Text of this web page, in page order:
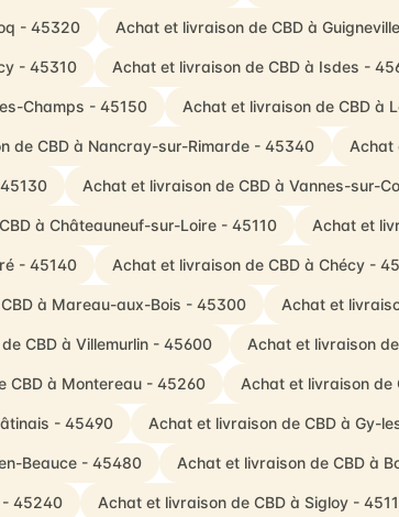
- 45320 Achat et livraison de CBD à
- 45310 Achat et livraison de CBD à Isdes -
Champs - 45150 Achat et livraison de CBD à
de CBD à Nancray-sur-Rimarde - 45340 Achat
Achat et livraison de CBD à Vannes-sur-
à Châteauneuf-sur-Loire - 45110 Achat et
- 45140 Achat et livraison de CBD à Chécy -
à Mareau-aux-Bois - 45300 Achat et
CBD à Villemurlin - 45600 Achat et livraison
CBD à Montereau - 45260 Achat et livraison de
- 45490 Achat et livraison de CBD à Gy-
Beauce - 45480 Achat et livraison de CBD à
- 45240 Achat et livraison de CBD à Sigloy -